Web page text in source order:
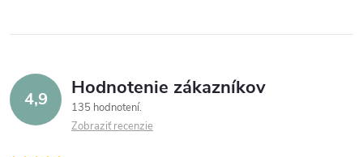
4,9 Hodnotenie zákazníkov
135 hodnotení
Zobraziť recenzie